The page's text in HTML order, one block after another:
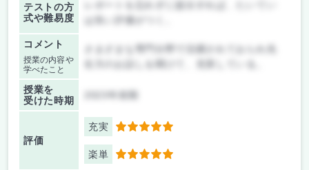
テストの方
式や難易度
は良い評価がつく。
コメント
授業の内容や
学べたこと
授業を
受けた時期
評価
充実 5
楽単 5